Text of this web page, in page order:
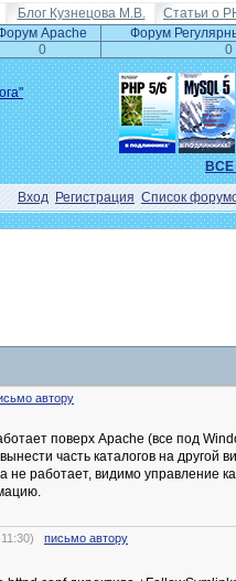
Блог Кузнецова М.В.
Статьи о
Apache
Форум
0
0
Вход Регистрация Список
автору
поверх Apache (все под
часть каталогов на другой
не работает, видимо управление
письмо автору